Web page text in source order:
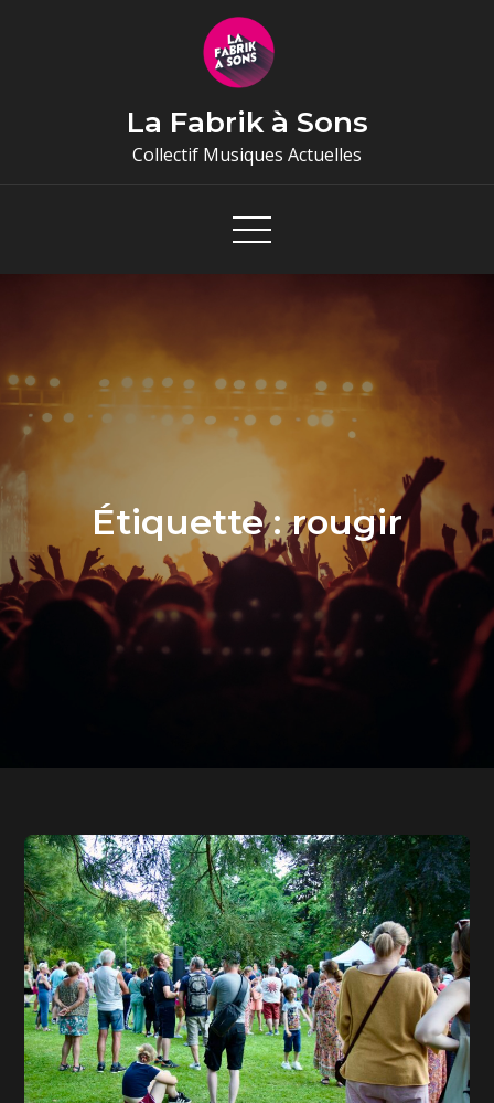
La Fabrik à Sons
Collectif Musiques Actuelles
Étiquette :rougir